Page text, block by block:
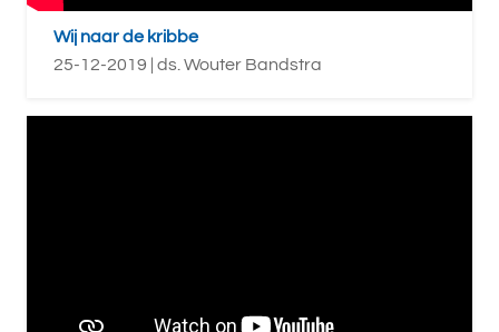
Wij naar de kribbe
25-12-2019 | ds. Wouter Bandstra